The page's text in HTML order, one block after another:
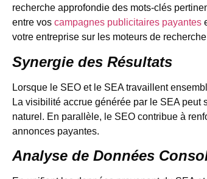
recherche approfondie des mots-clés
entre vos campagnes publicitaires payantes
votre entreprise sur les moteurs de
Synergie des Résultats
Lorsque le SEO et le SEA travaillent
La visibilité accrue générée par le SEA
naturel. En parallèle, le SEO contribue à
annonces payantes.
Analyse de Données